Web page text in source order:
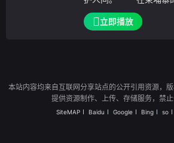
个贫寒家庭的女孩，怀
越的学业，叩开了新加
立即播放
本站内容均来自互联网分享站点的公开引用资源，
提供资源制作、上传、存储服务，禁
SiteMAP Baidu Google Bing so